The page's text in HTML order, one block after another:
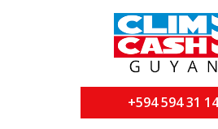
+594 594 31